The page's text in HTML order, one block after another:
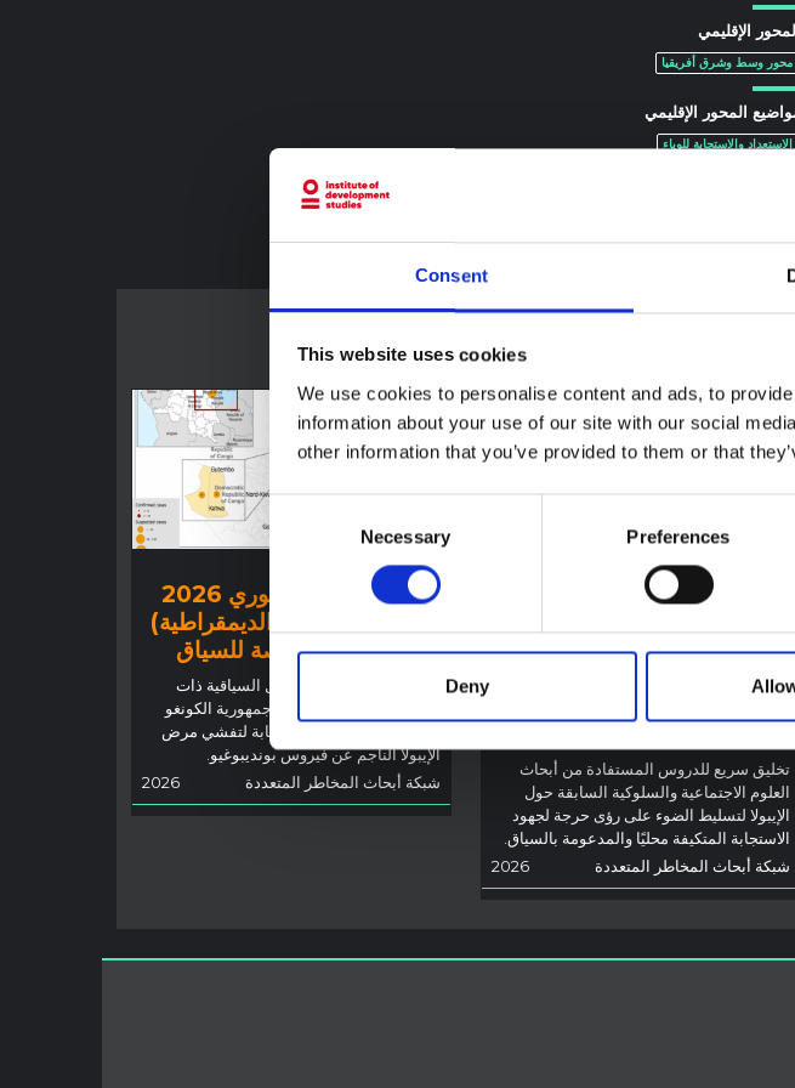
Consent
This website uses cookies
We use cookies to personalise content and ads, to
information about your use of our site with our social
other information that you’ve provided to them or that
Necessary Preferences
Deny
الإقليمي
محور وسط وشرق أفريقيا
المحور الإقليمي
الاستعداد والاستجابة للوباء
توصيات: التخليق السريع
والسلوكية حول الإيبولا من أجل
تفشي فيروس بونديبوغيو
تخليق سريع للدروس المستفادة من أبحاث
العلوم الاجتماعية والسلوكية السابقة حول
الإيبولا لتسليط الضوء على رؤى حرجة لجهود
الاستجابة المتكيفة محليًا والمدعومة بالسياق.
شبكة أبحاث المخاطر المتعددة
2026
تفشي إيبولا في إيتوري 2026
(جمهورية الكونغو الديمقراطية)
– نظرة عامة ملخصة للسياق
توضح هذه المذكرة العوامل السياقية ذات
الصلة في مقاطعة إيتوري، جمهورية الكونغو
الديمقراطية، لإعلام الاستجابة لتفشي مرض
الإيبولا الناجم عن فيروس بونديبوغيو.
شبكة أبحاث المخاطر المتعددة
2026